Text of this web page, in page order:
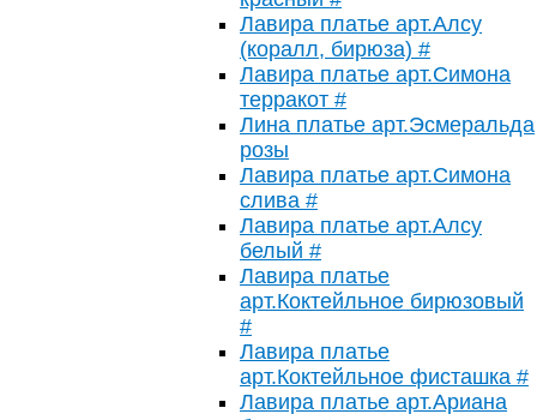
Лавира платье арт.Алсу
(коралл, бирюза) #
Лавира платье арт.Симона
терракот #
Лина платье арт.Эсмеральда
розы
Лавира платье арт.Симона
слива #
Лавира платье арт.Алсу
белый #
Лавира платье
арт.Коктейльное бирюзовый
#
Лавира платье
арт.Коктейльное фисташка #
Лавира платье арт.Ариана